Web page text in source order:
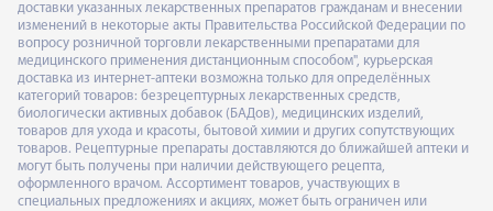
доставки указанных лекарственных препаратов гражданам и внесении
изменений в некоторые акты Правительства Российской Федерации по
вопросу розничной торговли лекарственными препаратами для
медицинского применения дистанционным способом", курьерская
доставка из интернет-аптеки возможна только для определённых
категорий товаров: безрецептурных лекарственных средств,
биологически активных добавок (БАДов), медицинских изделий,
товаров для ухода и красоты, бытовой химии и других сопутствующих
товаров. Рецептурные препараты доставляются до ближайшей аптеки и
могут быть получены при наличии действующего рецепта,
оформленного врачом. Ассортимент товаров, участвующих в
специальных предложениях и акциях, может быть ограничен или